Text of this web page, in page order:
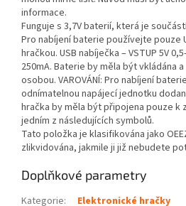
informace.
Funguje s 3,7V baterií, která je
Pro nabíjení baterie používejte pouze
hračkou. USB nabíječka – VSTUP 5V
250mA. Baterie by měla být vkládána
osobou. VAROVÁNÍ: Pro nabíjení
odnímatelnou napájecí jednotku
hračka by měla být připojena pouze k
jedním z následujících symbolů.
Tato položka je klasifikována jako
zlikvidována, jakmile ji již nebudete
Doplňkové parametry
Kategorie:
Elektronické hračky